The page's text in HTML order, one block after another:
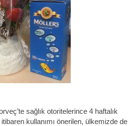
sağlık otoritelerince 4 haftalık
kullanımı önerilen, ülkemizde de